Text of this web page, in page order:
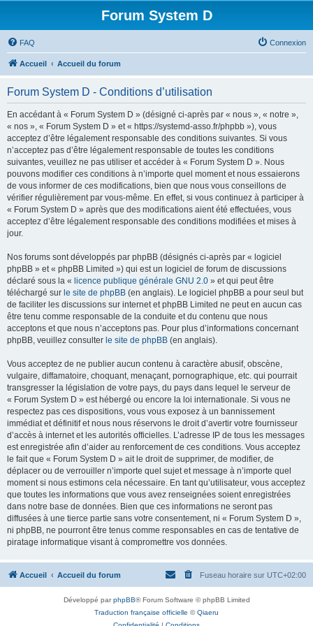
Forum System D
FAQ Connexion
Accueil Accueil du forum
Forum System D - Conditions d’utilisation
En accédant à « Forum System D » (désigné ci-après par « nous », « notre »,
« nos », « Forum System D » et « https://systemd-asso.fr/phpbb »), vous
acceptez d’être légalement responsable des conditions suivantes. Si vous
n’acceptez pas d’être légalement responsable de toutes les conditions
suivantes, veuillez ne pas utiliser et accéder à « Forum System D ». Nous
pouvons modifier ces conditions à n’importe quel moment et nous essaierons
de vous informer de ces modifications, bien que nous vous conseillons de
vérifier régulièrement par vous-même. En effet, si vous continuez à participer à
« Forum System D » après que des modifications aient été effectuées, vous
acceptez d’être légalement responsable des conditions modifiées et mises à
jour.
Nos forums sont développés par phpBB (désignés ci-après par « logiciel
phpBB » et « phpBB Limited ») qui est un logiciel de forum de discussions
déclaré sous la « licence publique générale GNU 2.0 » et qui peut être
téléchargé sur le site de phpBB (en anglais). Le logiciel phpBB a pour seul but
de faciliter les discussions sur internet et phpBB Limited ne peut en aucun cas
être tenu comme responsable de la conduite et du contenu que nous
acceptons et que nous n’acceptons pas. Pour plus d’informations concernant
phpBB, veuillez consulter le site de phpBB (en anglais).
Vous acceptez de ne publier aucun contenu à caractère abusif, obscène,
vulgaire, diffamatoire, choquant, menaçant, pornographique, etc. qui pourrait
transgresser la législation de votre pays, du pays dans lequel le serveur de
« Forum System D » est hébergé ou encore la loi internationale. Si vous ne
respectez pas ces dispositions, vous vous exposez à un bannissement
immédiat et définitif et nous nous réservons le droit d’avertir votre fournisseur
d’accès à internet et les autorités officielles. L’adresse IP de tous les messages
est enregistrée afin d’aider au renforcement de ces conditions. Vous acceptez
le fait que « Forum System D » ait le droit de supprimer, de modifier, de
déplacer ou de verrouiller n’importe quel sujet et message à n’importe quel
moment si nous estimons cela nécessaire. En tant qu’utilisateur, vous acceptez
que toutes les informations que vous avez renseignées soient enregistrées
dans notre base de données. Bien que ces informations ne seront pas
diffusées à une tierce partie sans votre consentement, ni « Forum System D »,
ni phpBB, ne pourront être tenus comme responsables en cas de tentative de
piratage informatique visant à compromettre vos données.
Accueil Accueil du forum Fuseau horaire sur UTC+02:00
Développé parphpBB® Forum Software © phpBB Limited
Traduction française officielle ©Qiaeru